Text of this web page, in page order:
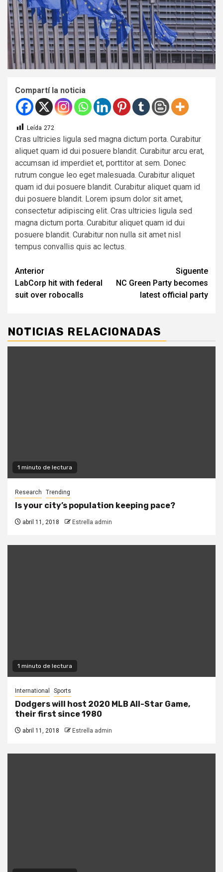
Compartí la noticia
Leída 272
Cras ultricies ligula sed magna dictum porta. Curabitur
aliquet quam id dui posuere blandit. Curabitur arcu erat,
accumsan id imperdiet et, porttitor at sem. Donec
rutrum congue leo eget malesuada. Curabitur aliquet
quam id dui posuere blandit. Curabitur aliquet quam id
dui posuere blandit. Lorem ipsum dolor sit amet,
consectetur adipiscing elit. Cras ultricies ligula sed
magna dictum porta. Curabitur aliquet quam id dui
posuere blandit. Curabitur non nulla sit amet nisl
tempus convallis quis ac lectus.
Navegación
de
Anterior
LabCorp hit with federal
suit over robocalls
Siguente
NC Green Party becomes
latest official party
NOTICIAS RELACIONADAS
1 minuto de lectura
Research Trending
Is your city’s population keeping pace?
abril 11, 2018 Estrella admin
1 minuto de lectura
International Sports
Dodgers will host 2020 MLB All-Star Game,
their first since 1980
abril 11, 2018 Estrella admin